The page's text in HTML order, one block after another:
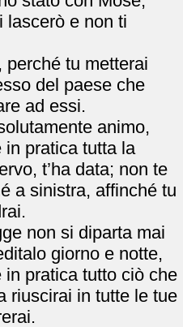
lascerò e non ti
perché tu metterai
del paese che
ad essi.
animo,
in pratica tutta la
t’ha data; non te
a sinistra, affinché tu
non si diparta mai
giorno e notte,
pratica tutto ciò che
riuscirai in tutte le tue